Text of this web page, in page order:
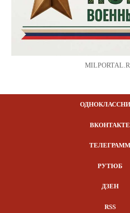
ВКОНТАКТЕ
ТЕЛЕГРАММ
РУТЮБ
ДЗЕН
RSS